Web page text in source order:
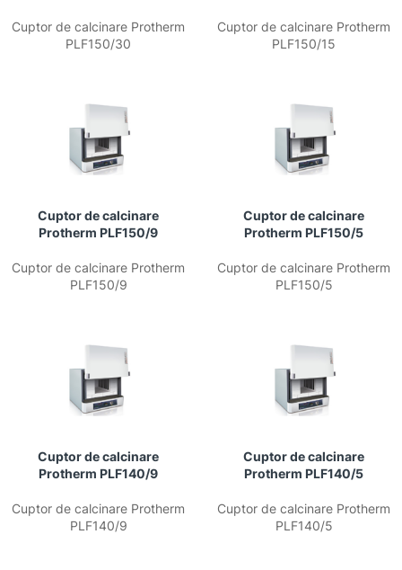
Cuptor de calcinare Protherm
PLF150/30
Cuptor de calcinare Protherm
PLF150/15
Cuptor de calcinare
Protherm PLF150/9
Cuptor de calcinare Protherm
PLF150/9
Cuptor de calcinare
Protherm PLF150/5
Cuptor de calcinare Protherm
PLF150/5
Cuptor de calcinare
Protherm PLF140/9
Cuptor de calcinare Protherm
PLF140/9
Cuptor de calcinare
Protherm PLF140/5
Cuptor de calcinare Protherm
PLF140/5